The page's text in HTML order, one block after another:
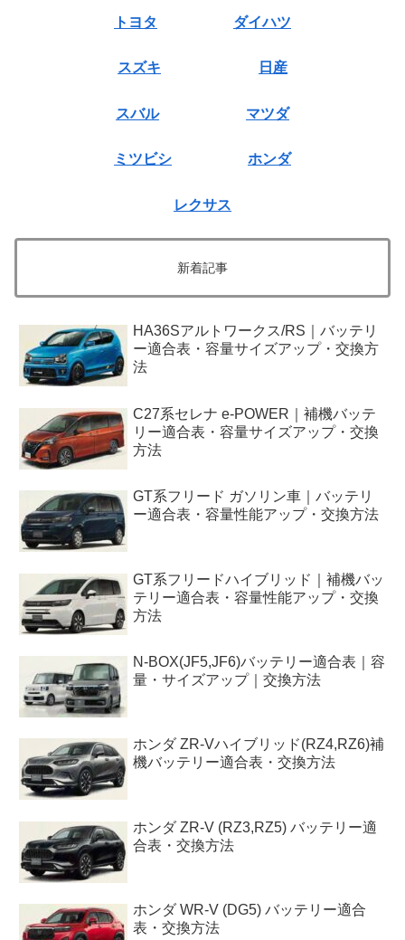
トヨタ ダイハツ
スズキ 日産
スバル マツダ
ミツビシ ホンダ
レクサス
新着記事
HA36Sアルトワークス/RS｜バッテリ
ー適合表・容量サイズアップ・交換方
法
C27系セレナ e-POWER｜補機バッテ
リー適合表・容量サイズアップ・交換
方法
GT系フリード ガソリン車｜バッテリ
ー適合表・容量性能アップ・交換方法
GT系フリードハイブリッド｜補機バッ
テリー適合表・容量性能アップ・交換
方法
N-BOX(JF5,JF6)バッテリー適合表｜容
量・サイズアップ｜交換方法
ホンダ ZR-Vハイブリッド(RZ4,RZ6)補
機バッテリー適合表・交換方法
ホンダ ZR-V (RZ3,RZ5) バッテリー適
合表・交換方法
ホンダ WR-V (DG5) バッテリー適合
表・交換方法